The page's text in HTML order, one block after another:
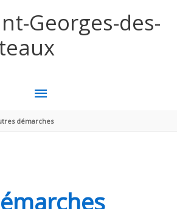
Georges-des-
MENU
PRINCIPAL
démarches